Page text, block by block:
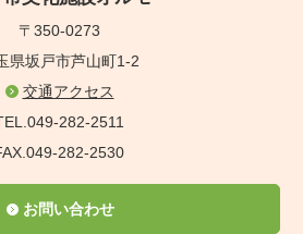
〒350-0273
県坂戸市芦山町1-2
交通アクセス
282-2511
282-2530
お問い合わせ